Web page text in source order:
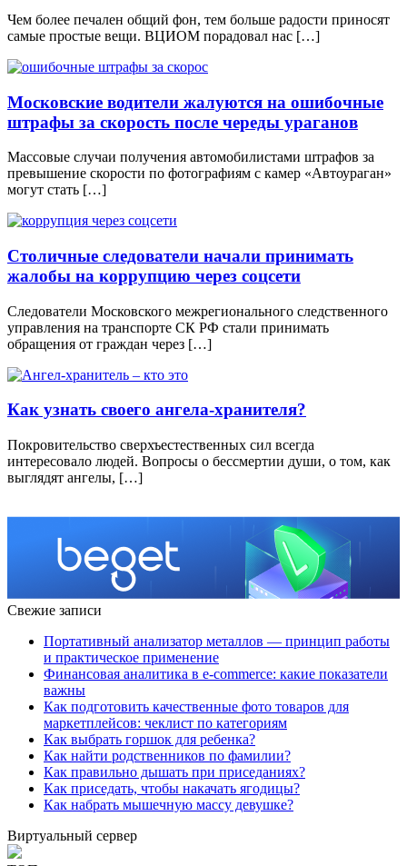
Чем более печален общий фон, тем больше радости приносят
самые простые вещи. ВЦИОМ порадовал нас […]
Московские водители жалуются на ошибочные
штрафы за скорость после череды ураганов
Массовые случаи получения автомобилистами штрафов за
превышение скорости по фотографиям с камер «Автоураган»
могут стать […]
Столичные следователи начали принимать
жалобы на коррупцию через соцсети
Следователи Московского межрегионального следственного
управления на транспорте СК РФ стали принимать
обращения от граждан через […]
Как узнать своего ангела-хранителя?
Покровительство сверхъестественных сил всегда
интересовало людей. Вопросы о бессмертии души, о том, как
выглядят ангелы, […]
Свежие записи
Портативный анализатор металлов — принцип работы
и практическое применение
Финансовая аналитика в e-commerce: какие показатели
важны
Как подготовить качественные фото товаров для
маркетплейсов: чеклист по категориям
Как выбрать горшок для ребенка?
Как найти родственников по фамилии?
Как правильно дышать при приседаниях?
Как приседать, чтобы накачать ягодицы?
Как набрать мышечную массу девушке?
Виртуальный сервер